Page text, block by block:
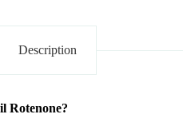
Description
Rotenone?